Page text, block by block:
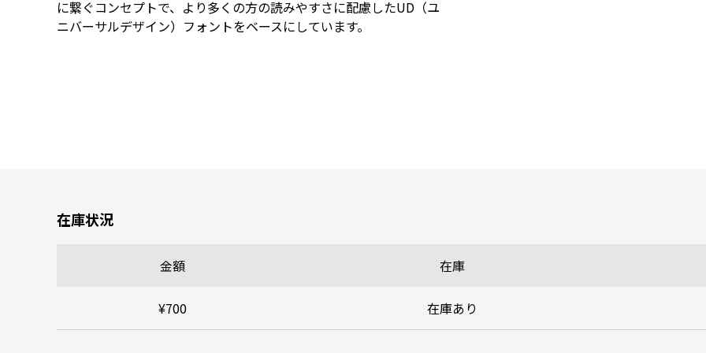
に繋ぐコンセプトで、より多くの方の読みやすさに配慮したUD（ユ
ニバーサルデザイン）フォントをベースにしています。
在庫状況
金額 在庫
¥700 在庫あり